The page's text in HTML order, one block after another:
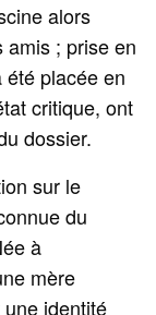
alors
amis ; prise en
placée en
critique, ont
dossier.
sur le
du
à
mère
identité